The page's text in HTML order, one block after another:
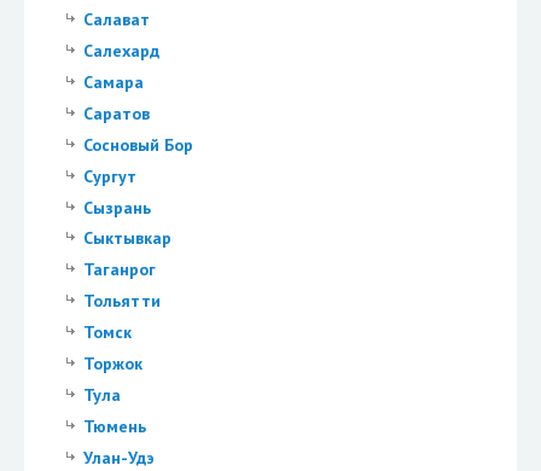
Салават
Салехард
Самара
Саратов
Сосновый Бор
Сургут
Сызрань
Сыктывкар
Таганрог
Тольятти
Томск
Торжок
Тула
Тюмень
Улан-Удэ